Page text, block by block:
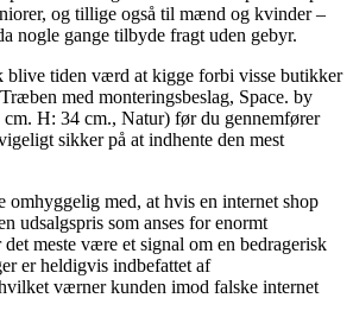
og tillige også til mænd og kvinder –
nogle gange tilbyde fragt uden gebyr.
blive tiden værd at kigge forbi visse butikker
med monteringsbeslag, Space. by
H: 34 cm., Natur) før du gennemfører
sikker på at indhente den mest
med, at hvis en internet shop
udsalgspris som anses for enormt
meste være et signal om en bedragerisk
er heldigvis indbefattet af
værner kunden imod falske internet